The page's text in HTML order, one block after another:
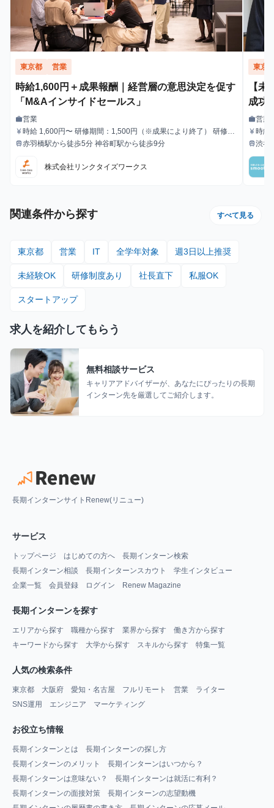
東京都 営業
時給1,600円＋成果報酬｜経営層の意思決定を促す
「M&Aインサイドセールス」
職種
work営業
給与
currency_yen 時給 1,600円〜 研修期間：1,500円（※成果により終了） 研修終
了後：1,600円～ ＼アポ獲得によるインセンティブあり／ 1件〜1
はリセットされます 給与モデル ■月48時間稼働、アポ10件の場
合：176,800円 内訳：48時間×時給1,600円＋10件×インセンティ
最寄駅
train赤羽橋駅から徒歩5分 神谷町駅から徒歩9分
株式会社リンクタイズワークス
東京
【
成功
職種
work営業
給与
currency_yen 時給
最寄駅
train渋谷
関連条件から探す すべて見る
東京都 営業 IT 全学年対象 週3日以上推奨
未経験OK 研修制度あり 社長直下 私服OK
スタートアップ
求人を紹介してもらう
無料相談サービス
キャリアアドバイザーが、あなたにぴったりの長期
インターン先を厳選してご紹介します。
長期インターンサイトRenew(リニュー)
サービス
トップページ はじめての方へ
長期インターン検索
長期インターン相談
長期インターンスカウト
学生インタビュー
企業一覧
会員登録 ログイン Renew Magazine
長期インターンを探す
エリアから探す 職種から探す 業界から探す
働き方から探す
キーワードから探す
大学から探す スキルから探す 特集一覧
人気の検索条件
東京都 大阪府 愛知・名古屋 フルリモート 営業
ライター
SNS運用
エンジニア マーケティング
お役立ち情報
長期インターンとは
長期インターンの探し方
長期インターンのメリット
長期インターンはいつから？
長期インターンは意味ない？
長期インターンは就活に有利？
長期インターンの面接対策
長期インターンの志望動機